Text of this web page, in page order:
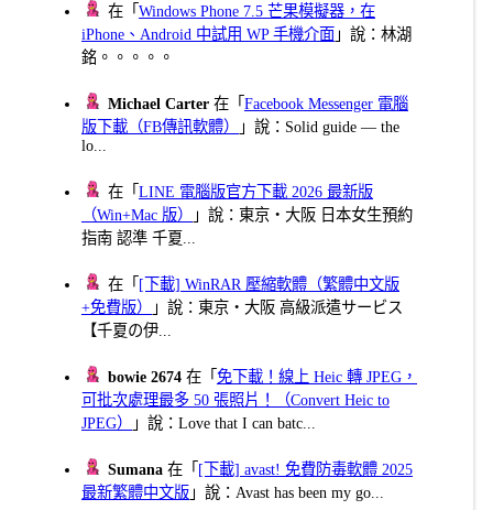
在「Windows Phone 7.5 芒果模擬器，在
iPhone、Android 中試用 WP 手機介面 」說：林湖
銘。。。。。
Michael Carter 在「Facebook Messenger 電腦
版下載（FB傳訊軟體）
」說：Solid guide — the
lo...
在「LINE 電腦版官方下載 2026 最新版
（Win+Mac 版）
」說：東京・大阪 日本女生預約
指南 認準 千夏...
在「 [下載] WinRAR 壓縮軟體（繁體中文版
+免費版）
」說：東京・大阪 高級派遣サービス
【千夏の伊...
bowie 2674 在「免下載！線上 Heic 轉 JPEG，
可批次處理最多 50 張照片！（Convert Heic to
JPEG）
」說：Love that I can batc...
Sumana 在「 [下載] avast! 免費防毒軟體 2025
最新繁體中文版 」說：Avast has been my go...